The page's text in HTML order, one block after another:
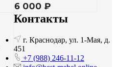
6 000 ₽
Контакты
г. Краснодар, ул. 1-Мая, д.
451
+7 (988) 246-11-12